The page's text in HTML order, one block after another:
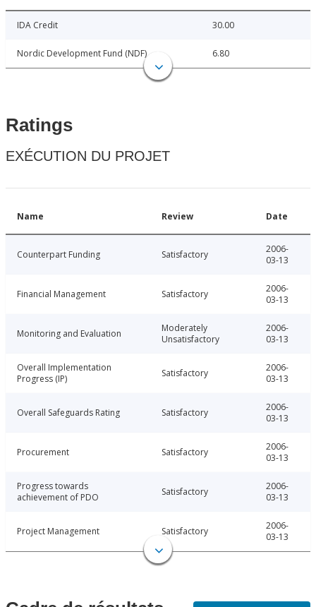
IDA Credit 30.00
Nordic Development Fund (NDF) 6.80
Ratings
EXÉCUTION DU PROJET
Name Review Date
Counterpart Funding Satisfactory
2006-
03-13
Financial Management Satisfactory
2006-
03-13
Monitoring and Evaluation
Moderately
Unsatisfactory
2006-
03-13
Overall Implementation
Progress (IP)
Satisfactory
2006-
03-13
Overall Safeguards Rating Satisfactory
2006-
03-13
Procurement Satisfactory
2006-
03-13
Progress towards
achievement of PDO
Satisfactory
2006-
03-13
Project Management Satisfactory
2006-
03-13